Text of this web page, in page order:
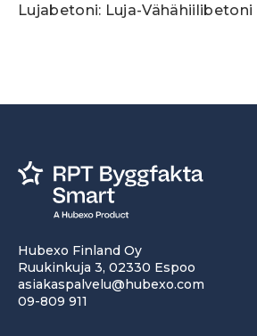
Lujabetoni: Luja-Vähähiilibetoni
Hubexo Finland Oy
Ruukinkuja 3, 02330 Espoo
asiakaspalvelu@hubexo.com
09-809 911